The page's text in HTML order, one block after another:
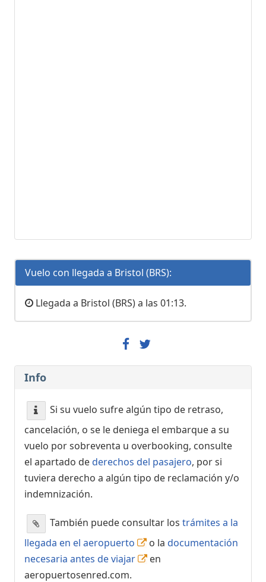
Vuelo con llegada a Bristol (BRS):
Llegada a Bristol (BRS) a las 01:13.
Info
Si su vuelo sufre algún tipo de retraso,
cancelación, o se le deniega el embarque a su
vuelo por sobreventa u overbooking, consulte
el apartado dederechos del pasajero, por si
tuviera derecho a algún tipo de reclamación y/o
indemnización.
También puede consultar los trámites a la
llegada en el aeropuerto
o la documentación
necesaria antes de viajar
en
aeropuertosenred.com.